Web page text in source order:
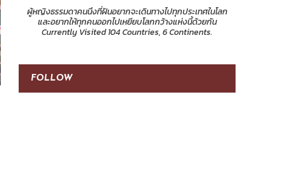
ผู้หญิงธรรมดาคนนึงที่ฝันอยากจะเดินทางไปทุกประเทศในโลก
และอยากให้ทุกคนออกไปเหยียบโลกกว้างแห่งนี้ด้วยกัน
Currently Visited 104 Countries, 6 Continents.
FOLLOW